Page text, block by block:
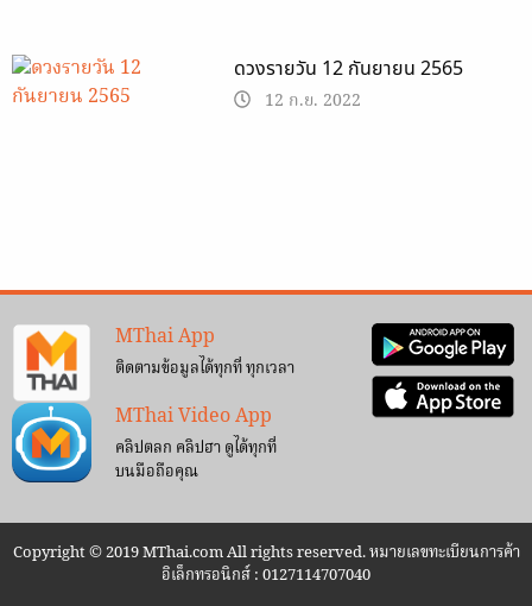
ดวงรายวัน 12 กันยายน 2565
12 ก.ย. 2022
MThai App
ติดตามข้อมูลได้ทุกที่ ทุกเวลา
MThai Video App
คลิปตลก คลิปฮา ดูได้ทุกที่
บนมือถือคุณ
Copyright © 2019 MThai.com All rights reserved. หมายเลขทะเบียนการค้า
อิเล็กทรอนิกส์ : 0127114707040